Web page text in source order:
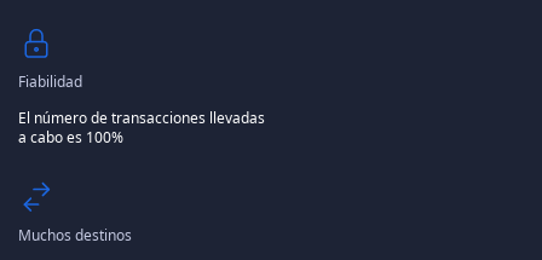
Fiabilidad
El número de transacciones llevadas
a cabo es 100%
Muchos destinos